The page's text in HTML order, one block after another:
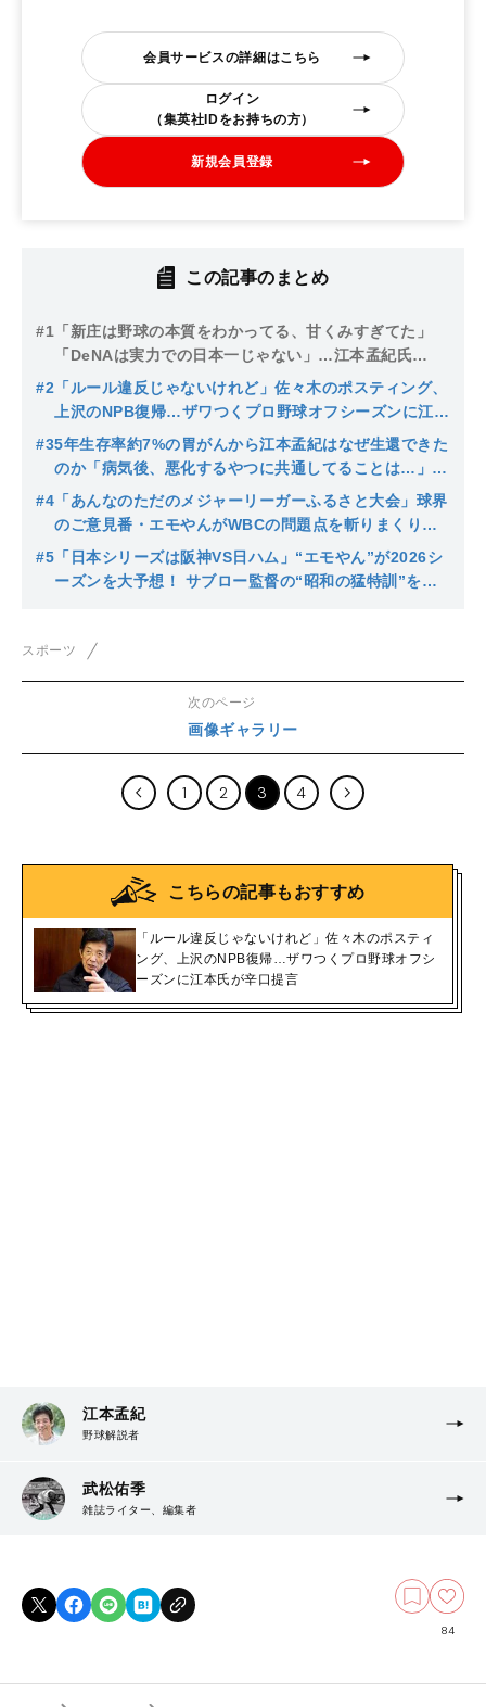
会員サービスの詳細はこちら
ログイン
（集英社IDをお持ちの方）
新規会員登録
この記事のまとめ
#1 「新庄は野球の本質をわかってる、甘くみすぎてた」
「DeNAは実力での日本一じゃない」…江本孟紀氏
は“50-50”大谷もバッサリ！
#2 「ルール違反じゃないけれど」佐々木のポスティング、
上沢のNPB復帰…ザワつくプロ野球オフシーズンに江本
氏が辛口提言
#35年生存率約7%の胃がんから江本孟紀はなぜ生還できた
のか「病気後、悪化するやつに共通してることは…」術
後の凄絶な苦しみを明かす
#4 「あんなのただのメジャーリーガーふるさと大会」球界
のご意見番・エモやんがWBCの問題点を斬りまくり
「日本人はマジメにやる必要ない」
#5 「日本シリーズは阪神VS日ハム」“エモやん”が2026シ
ーズンを大予想！ サブロー監督の“昭和の猛特訓”を絶
スポーツ
次のページ
画像ギャラリー
1 2 3 4
こちらの記事もおすすめ
「ルール違反じゃないけれど」佐々木のポスティ
ング、上沢のNPB復帰…ザワつくプロ野球オフシ
ーズンに江本氏が辛口提言
江本孟紀
野球解説者
武松佑季
雑誌ライター、編集者
84